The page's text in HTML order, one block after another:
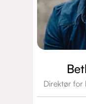
Direktør for